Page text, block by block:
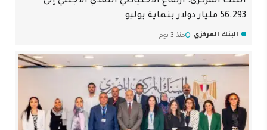
56.293 مليار دولار بنهاية يوليو
البنك المركزي منذ 3 يوم